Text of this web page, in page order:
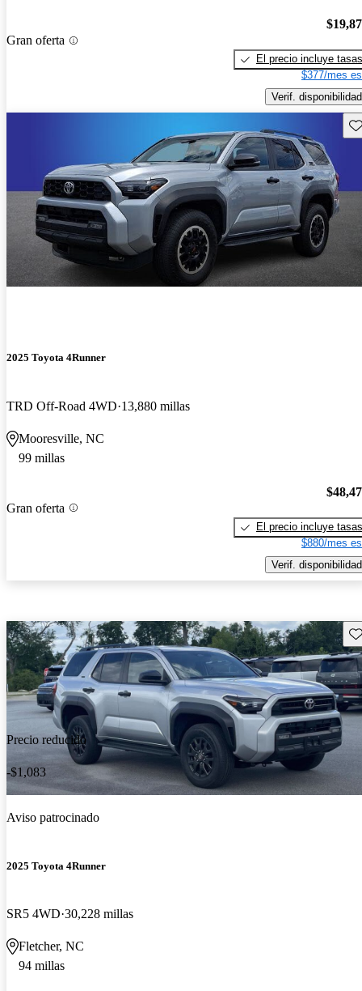
Gran oferta
El precio incluye tasas
$377/mes
Verif. disponibilidad
2025 Toyota 4Runner
TRD Off-Road 4WD 13,880 millas
Mooresville, NC
99 millas
Gran oferta
El precio incluye tasas
$880/mes
Verif. disponibilidad
Precio reducido
-$1,083
Aviso patrocinado
2025 Toyota 4Runner
SR5 4WD 30,228 millas
Fletcher, NC
94 millas